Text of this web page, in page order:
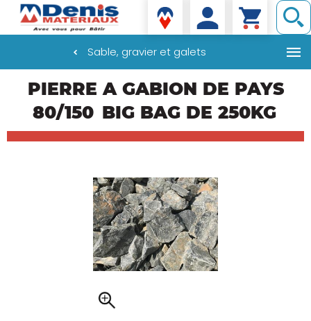
principal
Denis matériaux
Sable, gravier et galets
PIERRE A GABION DE PAYS
80/150 BIG BAG DE 250KG